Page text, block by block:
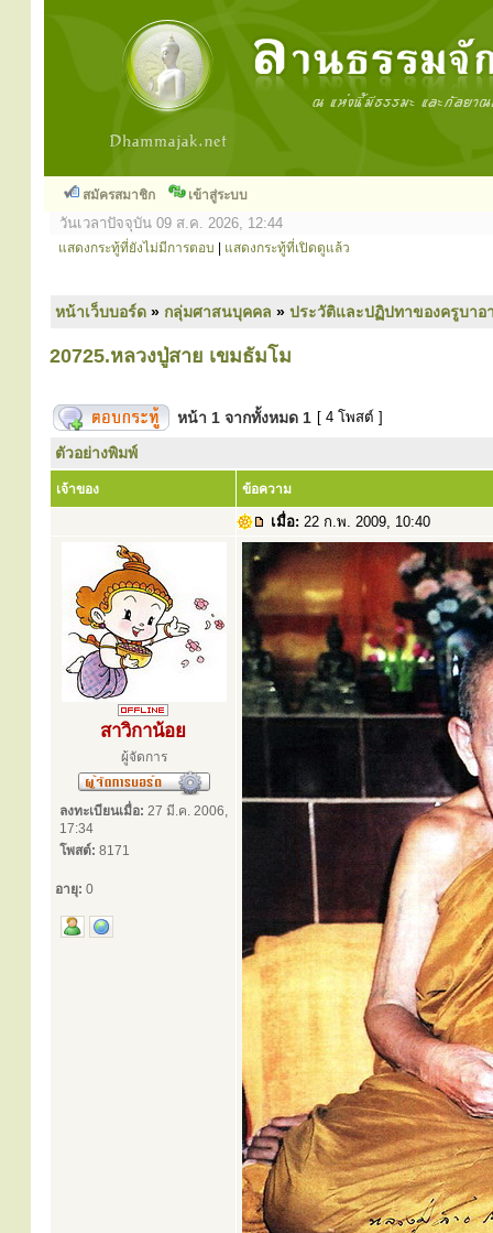
สมัครสมาชิก เข้าสู่ระบบ
วันเวลาปัจจุบัน 09 ส.ค. 2026, 12:44
แสดงกระทู้ที่ยังไม่มีการตอบ แสดงกระทู้ที่เปิดดูแล้ว
หน้าเว็บบอร์ด » กลุ่มศาสนบุคคล » ประวัติและปฏิปทาของครูบาอ
20725.หลวงปู่สาย เขมธัมโม
หน้า 1 จากทั้งหมด 1 [ 4 โพสต์ ]
ตัวอย่างพิมพ์
เจ้าของ ข้อความ
เมื่อ: 22 ก.พ. 2009, 10:40
สาวิกาน้อย
ผู้จัดการ
ลงทะเบียนเมื่อ: 27 มี.ค. 2006,
17:34
โพสต์: 8171
อายุ: 0